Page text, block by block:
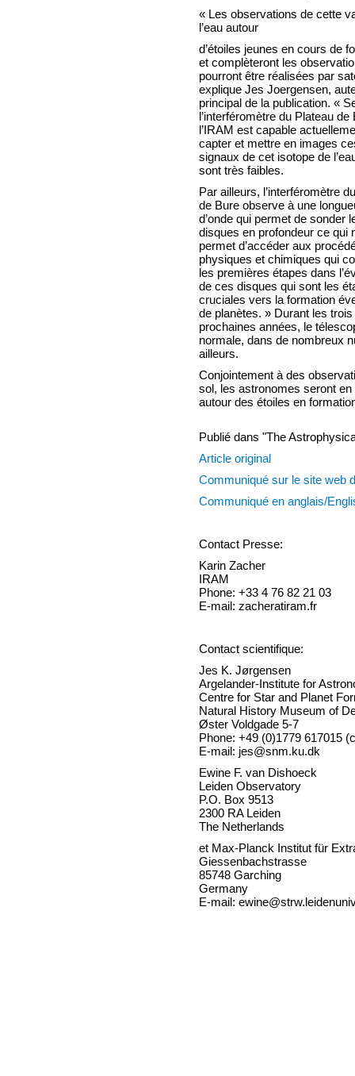
« Les observations de cette
l’eau autour
d’étoiles jeunes en cours de
et complèteront les
pourront être réalisées par
explique Jes Joergensen,
principal de la publication. «
l’interféromètre du Plateau de
l’IRAM est capable
capter et mettre en images
signaux de cet isotope de
sont très faibles.
Par ailleurs, l’interféromètre
de Bure observe à une
d’onde qui permet de sonder
disques en profondeur ce qui
permet d’accéder aux
physiques et chimiques qui
les premières étapes dans
de ces disques qui sont les
cruciales vers la formation
de planètes. » Durant les trois
prochaines années, le
normale, dans de nombreux
ailleurs.
Conjointement à des
sol, les astronomes seront
autour des étoiles en
Publié dans "The
Article original
Communiqué sur le site web
Communiqué en anglais/
Contact Presse:
Karin Zacher
IRAM
Phone: +33 4 76 82 21 03
E-mail: zacheratiram.fr
Contact scientifique:
Jes K. Jørgensen
Argelander-Institute for
Centre for Star and Planet
Natural History Museum of
Øster Voldgade 5-7
Phone: +49 (0)1779 617015
E-mail: jes@snm.ku.dk
Ewine F. van Dishoeck
Leiden Observatory
P.O. Box 9513
2300 RA Leiden
The Netherlands
et Max-Planck Institut für
Giessenbachstrasse
85748 Garching
Germany
E-mail: